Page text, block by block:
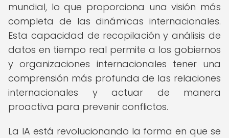
mundial, lo que proporciona una visión más
completa de las dinámicas internacionales.
Esta capacidad de recopilación y análisis de
datos en tiempo real permite a los gobiernos
y organizaciones internacionales tener una
comprensión más profunda de las relaciones
internacionales y actuar de manera
proactiva para prevenir conflictos.
La IA está revolucionando la forma en que se